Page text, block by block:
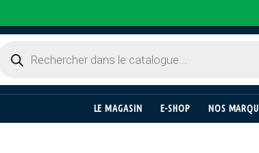
LE MAGASIN E-SHOP NOS